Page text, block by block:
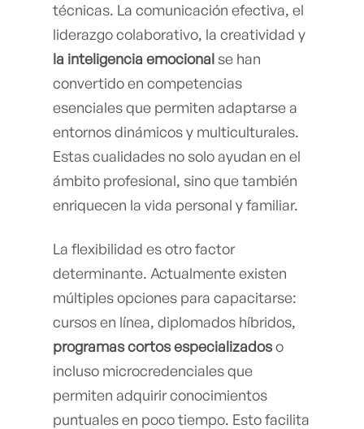
técnicas. La comunicación efectiva, el
liderazgo colaborativo, la creatividad y
la inteligencia emocionalse han
convertido en competencias
esenciales que permiten adaptarse a
entornos dinámicos y multiculturales.
Estas cualidades no solo ayudan en el
ámbito profesional, sino que también
enriquecen la vida personal y familiar.
La flexibilidad es otro factor
determinante. Actualmente existen
múltiples opciones para capacitarse:
cursos en línea, diplomados híbridos,
programas cortos especializadoso
incluso microcredenciales que
permiten adquirir conocimientos
puntuales en poco tiempo. Esto facilita